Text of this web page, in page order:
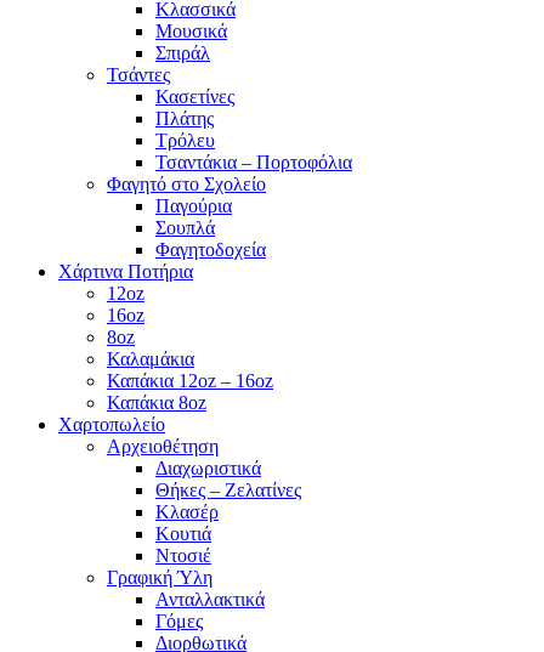
Κλασσικά
Μουσικά
Σπιράλ
Τσάντες
Κασετίνες
Πλάτης
Τρόλευ
Τσαντάκια – Πορτοφόλια
Φαγητό στο Σχολείο
Παγούρια
Σουπλά
Φαγητοδοχεία
Χάρτινα Ποτήρια
12oz
16oz
8oz
Καλαμάκια
Καπάκια 12oz – 16oz
Καπάκια 8oz
Χαρτοπωλείο
Αρχειοθέτηση
Διαχωριστικά
Θήκες – Ζελατίνες
Κλασέρ
Κουτιά
Ντοσιέ
Γραφική Ύλη
Ανταλλακτικά
Γόμες
Διορθωτικά